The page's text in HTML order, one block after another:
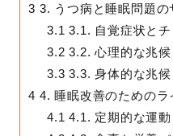
3 3. うつ病と睡眠問題の
3.1 3.1. 自覚症状と
3.2 3.2. 心理的な兆候
3.3 3.3. 身体的な兆候
4 4. 睡眠改善のためのラ
4.1 4.1. 定期的な運